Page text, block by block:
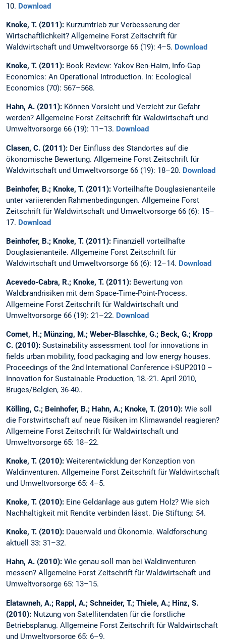
10. Download
Knoke, T. (2011): Kurzumtrieb zur Verbesserung der
Wirtschaftlichkeit? Allgemeine Forst Zeitschrift für
Waldwirtschaft und Umweltvorsorge 66 (19): 4–5. Download
Knoke, T. (2011): Book Review: Yakov Ben-Haim, Info-Gap
Economics: An Operational Introduction. In: Ecological
Economics (70): 567–568.
Hahn, A. (2011): Können Vorsicht und Verzicht zur Gefahr
werden? Allgemeine Forst Zeitschrift für Waldwirtschaft und
Umweltvorsorge 66 (19): 11–13. Download
Clasen, C. (2011): Der Einfluss des Standortes auf die
ökonomische Bewertung. Allgemeine Forst Zeitschrift für
Waldwirtschaft und Umweltvorsorge 66 (19): 18–20. Download
Beinhofer, B.; Knoke, T. (2011): Vorteilhafte Douglasienanteile
unter variierenden Rahmenbedingungen. Allgemeine Forst
Zeitschrift für Waldwirtschaft und Umweltvorsorge 66 (6): 15–
17. Download
Beinhofer, B.; Knoke, T. (2011): Finanziell vorteilhafte
Douglasienanteile. Allgemeine Forst Zeitschrift für
Waldwirtschaft und Umweltvorsorge 66 (6): 12–14. Download
Acevedo-Cabra, R.; Knoke, T. (2011): Bewertung von
Waldbrandrisiken mit dem Space-Time-Point-Process.
Allgemeine Forst Zeitschrift für Waldwirtschaft und
Umweltvorsorge 66 (19): 21–22. Download
Cornet, H.; Münzing, M.; Weber-Blaschke, G.; Beck, G.; Kropp
C. (2010): Sustainability assessment tool for innovations in
fields urban mobility, food packaging and low energy houses.
Proceedings of the 2nd International Conference i-SUP2010 –
Innovation for Sustainable Production, 18.-21. April 2010,
Bruges/Belgien, 36-40..
Kölling, C.; Beinhofer, B.; Hahn, A.; Knoke, T. (2010): Wie soll
die Forstwirtschaft auf neue Risiken im Klimawandel reagieren?
Allgemeine Forst Zeitschrift für Waldwirtschaft und
Umweltvorsorge 65: 18–22.
Knoke, T. (2010): Weiterentwicklung der Konzeption von
Waldinventuren. Allgemeine Forst Zeitschrift für Waldwirtschaft
und Umweltvorsorge 65: 4–5.
Knoke, T. (2010): Eine Geldanlage aus gutem Holz? Wie sich
Nachhaltigkeit mit Rendite verbinden lässt. Die Stiftung: 54.
Knoke, T. (2010): Dauerwald und Ökonomie. Waldforschung
aktuell 33: 31–32.
Hahn, A. (2010): Wie genau soll man bei Waldinventuren
messen? Allgemeine Forst Zeitschrift für Waldwirtschaft und
Umweltvorsorge 65: 13–15.
Elatawneh, A.; Rappl, A.; Schneider, T.; Thiele, A.; Hinz, S.
(2010): Nutzung von Satellitendaten für die forstliche
Betriebsplanug. Allgemeine Forst Zeitschrift für Waldwirtschaft
und Umweltvorsorge 65: 6–9.